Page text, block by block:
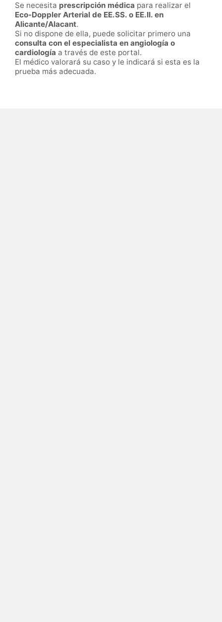
Se necesita prescripción médica para realizar el
Eco-Doppler Arterial de EE.SS. o EE.II. en
Alicante/Alacant.
Si no dispone de ella, puede solicitar primero una
consulta con el especialista en angiología o
cardiología a través de este portal.
El médico valorará su caso y le indicará si esta es la
prueba más adecuada.